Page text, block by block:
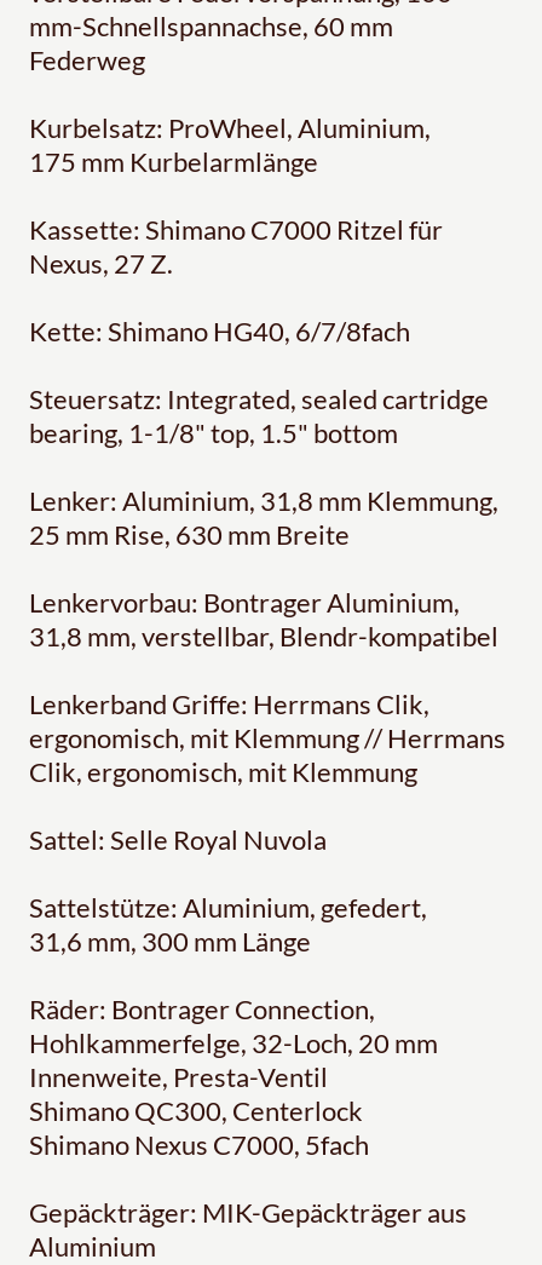
mm-Schnellspannachse, 60 mm
Federweg
Kurbelsatz: ProWheel, Aluminium,
175 mm Kurbelarmlänge
Kassette: Shimano C7000 Ritzel für
Nexus, 27 Z.
Kette: Shimano HG40, 6/7/8fach
Steuersatz: Integrated, sealed cartridge
bearing, 1-1/8" top, 1.5" bottom
Lenker: Aluminium, 31,8 mm Klemmung,
25 mm Rise, 630 mm Breite
Lenkervorbau: Bontrager Aluminium,
31,8 mm, verstellbar, Blendr-kompatibel
Lenkerband Griffe: Herrmans Clik,
ergonomisch, mit Klemmung // Herrmans
Clik, ergonomisch, mit Klemmung
Sattel: Selle Royal Nuvola
Sattelstütze: Aluminium, gefedert,
31,6 mm, 300 mm Länge
Räder: Bontrager Connection,
Hohlkammerfelge, 32-Loch, 20 mm
Innenweite, Presta-Ventil
Shimano QC300, Centerlock
Shimano Nexus C7000, 5fach
Gepäckträger: MIK-Gepäckträger aus
Aluminium